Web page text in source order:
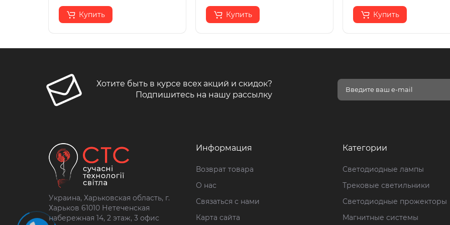
Купить Купить Купить
Хотите быть в курсе всех акций и скидок?
Подпишитесь на нашу рассылку
Украина, Харьковская область, г.
Харьков 61010 Нетеченская
набережная 14, 2 этаж, 3 офис
Информация
Возврат товара
О нас
Связаться с нами
Карта сайта
Категории
Светодиодные лампы
Трековые светильники
Светодиодные прожекторы
Магнитные системы